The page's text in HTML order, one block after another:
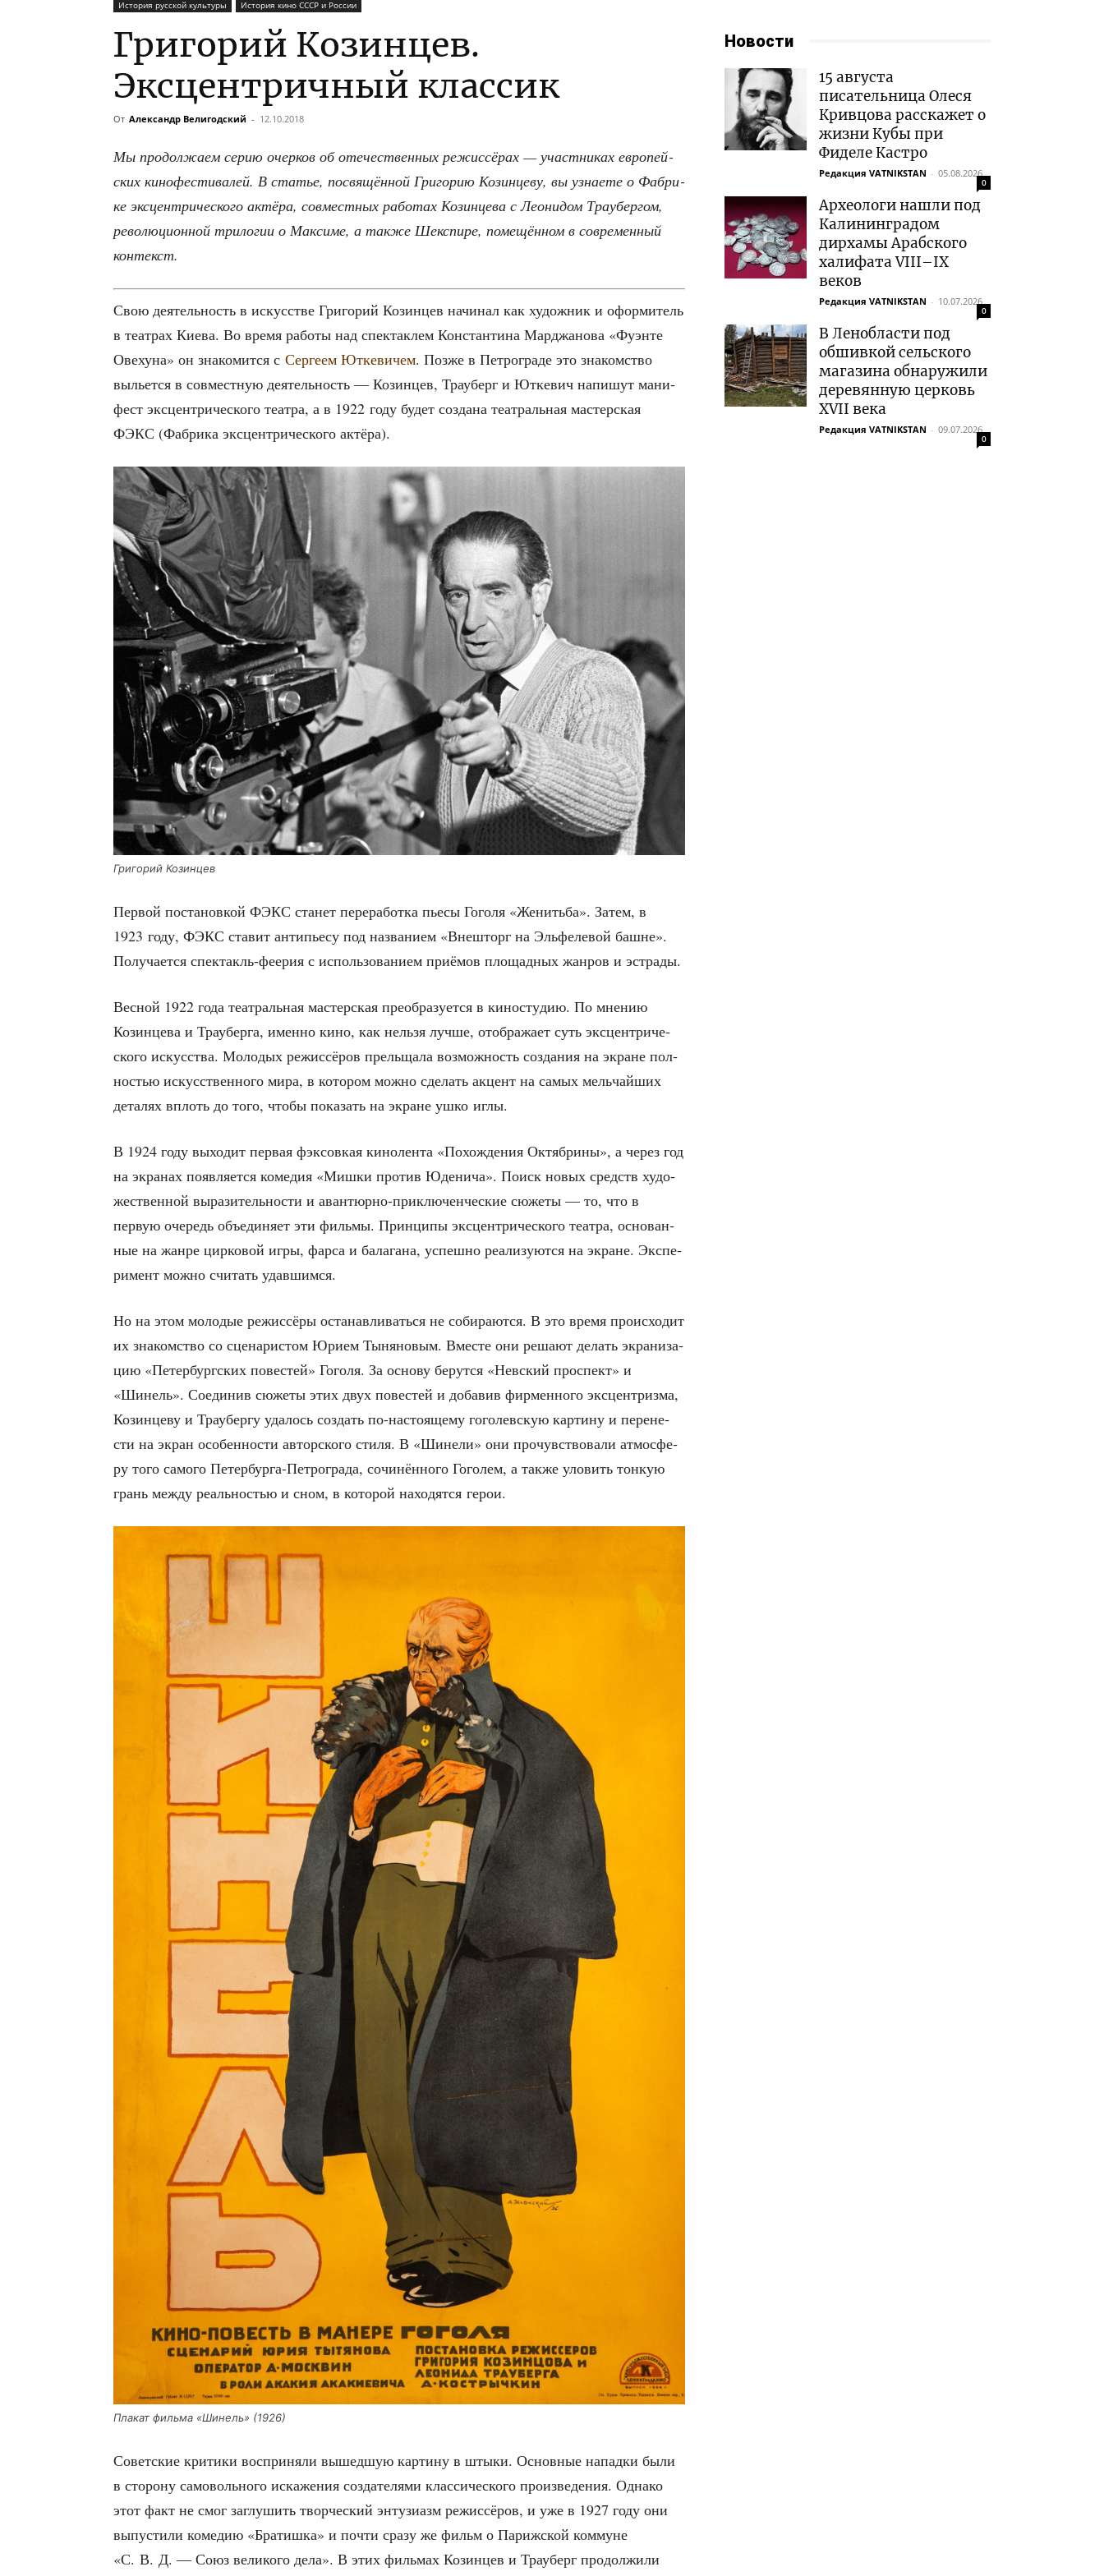
История русской культуры История кино СССР и России
Григорий Козинцев.
Эксцентричный классик
От Александр Велигодский - 12.10.2018
Мы про­дол­жа­ем серию очер­ков об оте­че­ствен­ных режис­сё­рах — участ­ни­ках евро­пей­
ских кино­фе­сти­ва­лей. В ста­тье, посвя­щён­ной Гри­го­рию Козин­це­ву, вы узна­е­те о Фаб­ри­
ке экс­цен­три­че­ско­го актё­ра, сов­мест­ных рабо­тах Козин­це­ва с Лео­ни­дом Трау­бер­гом,
рево­лю­ци­он­ной три­ло­гии о Мак­си­ме, а так­же Шекс­пи­ре, поме­щён­ном в совре­мен­ный
контекст.
Свою дея­тель­ность в искус­стве Гри­го­рий Козин­цев начи­нал как худож­ник и офор­ми­тель
в теат­рах Кие­ва. Во вре­мя рабо­ты над спек­так­лем Кон­стан­ти­на Мар­джа­но­ва «Фуэн­те
Ове­ху­на» он зна­ко­мит­ся с Сер­ге­ем Ютке­ви­чем. Поз­же в Пет­ро­гра­де это зна­ком­ство
выльет­ся в сов­мест­ную дея­тель­ность — Козин­цев, Трау­берг и Ютке­вич напи­шут мани­
фест экс­цен­три­че­ско­го теат­ра, а в 1922 году будет созда­на теат­раль­ная мастер­ская
ФЭКС (Фаб­ри­ка экс­цен­три­че­ско­го актёра).
Гри­го­рий Козинцев
Пер­вой поста­нов­кой ФЭКС ста­нет пере­ра­бот­ка пье­сы Гого­ля «Женить­ба». Затем, в
1923 году, ФЭКС ста­вит анти­пье­су под назва­ни­ем «Вне­ш­торг на Эль­фе­ле­вой башне».
Полу­ча­ет­ся спек­такль-фее­рия с исполь­зо­ва­ни­ем при­ё­мов пло­щад­ных жан­ров и эстрады.
Вес­ной 1922 года теат­раль­ная мастер­ская пре­об­ра­зу­ет­ся в кино­сту­дию. По мне­нию
Козин­це­ва и Трау­бер­га, имен­но кино, как нель­зя луч­ше, отоб­ра­жа­ет суть экс­цен­три­че­
ско­го искус­ства. Моло­дых режис­сё­ров пре­льща­ла воз­мож­ность созда­ния на экране пол­
но­стью искус­ствен­но­го мира, в кото­ром мож­но сде­лать акцент на самых мель­чай­ших
дета­лях вплоть до того, что­бы пока­зать на экране ушко иглы.
В 1924 году выхо­дит пер­вая фэк­сов­кая кино­лен­та «Похож­де­ния Октяб­ри­ны», а через год
на экра­нах появ­ля­ет­ся коме­дия «Миш­ки про­тив Юде­ни­ча». Поиск новых средств худо­
же­ствен­ной выра­зи­тель­но­сти и аван­тюр­но-при­клю­чен­че­ские сюже­ты — то, что в
первую оче­редь объ­еди­ня­ет эти филь­мы. Прин­ци­пы экс­цен­три­че­ско­го теат­ра, осно­ван­
ные на жан­ре цир­ко­вой игры, фар­са и бала­га­на, успеш­но реа­ли­зу­ют­ся на экране. Экс­пе­
ри­мент мож­но счи­тать удавшимся.
Но на этом моло­дые режис­сё­ры оста­нав­ли­вать­ся не соби­ра­ют­ся. В это вре­мя про­ис­хо­дит
их зна­ком­ство со сце­на­ри­стом Юри­ем Тыня­но­вым. Вме­сте они реша­ют делать экра­ни­за­
цию «Петер­бург­ских пове­стей» Гого­ля. За осно­ву берут­ся «Нев­ский про­спект» и
«Шинель». Соеди­нив сюже­ты этих двух пове­стей и доба­вив фир­мен­но­го экс­цен­триз­ма,
Козин­це­ву и Трау­бер­гу уда­лось создать по-насто­я­ще­му гого­лев­скую кар­ти­ну и пере­не­
сти на экран осо­бен­но­сти автор­ско­го сти­ля. В «Шине­ли» они про­чув­ство­ва­ли атмо­сфе­
ру того само­го Петер­бур­га-Пет­ро­гра­да, сочи­нён­но­го Гого­лем, а так­же уло­вить тон­кую
грань меж­ду реаль­но­стью и сном, в кото­рой нахо­дят­ся герои.
Пла­кат филь­ма «Шинель» (1926)
Совет­ские кри­ти­ки вос­при­ня­ли вышед­шую кар­ти­ну в шты­ки. Основ­ные напад­ки были
в сто­ро­ну само­воль­но­го иска­же­ния созда­те­ля­ми клас­си­че­ско­го про­из­ве­де­ния. Одна­ко
этот факт не смог заглу­шить твор­че­ский энту­зи­азм режис­сё­ров, и уже в 1927 году они
выпу­сти­ли коме­дию «Бра­тиш­ка» и почти сра­зу же фильм о Париж­ской ком­муне
«С. В. Д. — Союз вели­ко­го дела». В этих филь­мах Козин­цев и Трау­берг про­дол­жи­ли
Новости
15 августа
писательница Олеся
Кривцова расскажет о
жизни Кубы при
Фиделе Кастро
Редакция VATNIKSTAN - 05.08.2026
0
Археологи нашли под
Калининградом
дирхамы Арабского
халифата VIII–IX
веков
Редакция VATNIKSTAN - 10.07.2026
0
В Ленобласти под
обшивкой сельского
магазина обнаружили
деревянную церковь
XVII века
Редакция VATNIKSTAN - 09.07.2026
0